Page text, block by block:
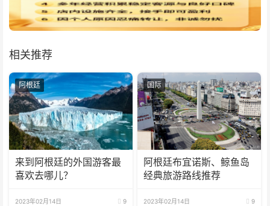
相关推荐
阿根廷
来到阿根廷的外国游客最
喜欢去哪儿？
2023年02月14日 9
国际
阿根廷布宜诺斯、鲸鱼岛
经典旅游路线推荐
2023年02月14日 9